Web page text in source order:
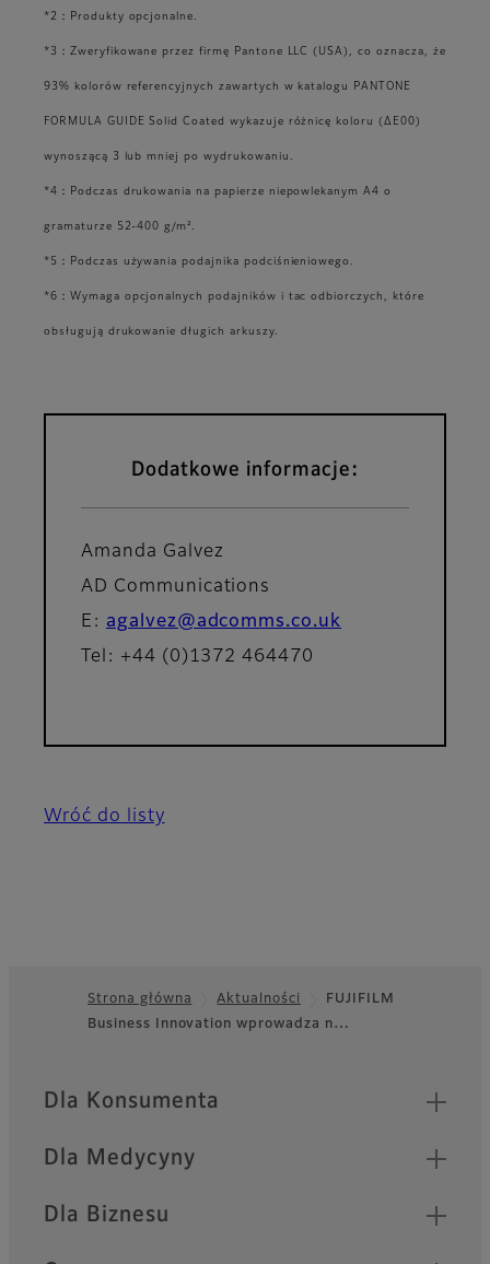
*2：Produkty opcjonalne.
*3：Zweryfikowane przez firmę Pantone LLC (USA), co oznacza, że
93% kolorów referencyjnych zawartych w katalogu PANTONE
FORMULA GUIDE Solid Coated wykazuje różnicę koloru (ΔE00)
wynoszącą 3 lub mniej po wydrukowaniu.
*4：Podczas drukowania na papierze niepowlekanym A4 o
gramaturze 52-400 g/m².
*5：Podczas używania podajnika podciśnieniowego.
*6：Wymaga opcjonalnych podajników i tac odbiorczych, które
obsługują drukowanie długich arkuszy.
Dodatkowe informacje:
Amanda Galvez
AD Communications
E: agalvez@adcomms.co.uk
Tel: +44 (0)1372 464470
Wróć do listy
Footer
Strona główna Aktualności
FUJIFILM
Business Innovation wprowadza n…
Quick Links
Dla Konsumenta
Dla Medycyny
Dla Biznesu